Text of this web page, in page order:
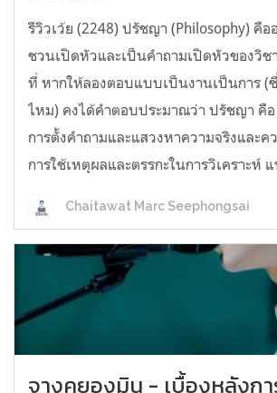
รีวิวเว้ย (2248) ปรัชญา (Philosophy) คือ
ชวนเปิดหัวและเป็นคำถามเปิดหัวของวิ
ที่ หากให้ลองตอบแบบเป็นงานเป็นการ (
ไหม) คงได้คำตอบประมาณว่า ปรัชญา คื
การตั้งคำถามและแสวงหาความจริงและ
การใช้เหตุผลและตรรกะในการวิเคราะห์
Chaitawat Marc Seephongsai
จางคยองมิน - เบื้องหลังกา